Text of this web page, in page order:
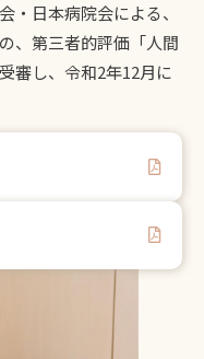
・日本病院会による、
、第三者的評価「人間
審し、令和2年12月に